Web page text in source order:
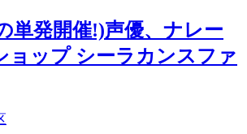
単発開催!)声優、ナレー
ョップ シーラカンスファ